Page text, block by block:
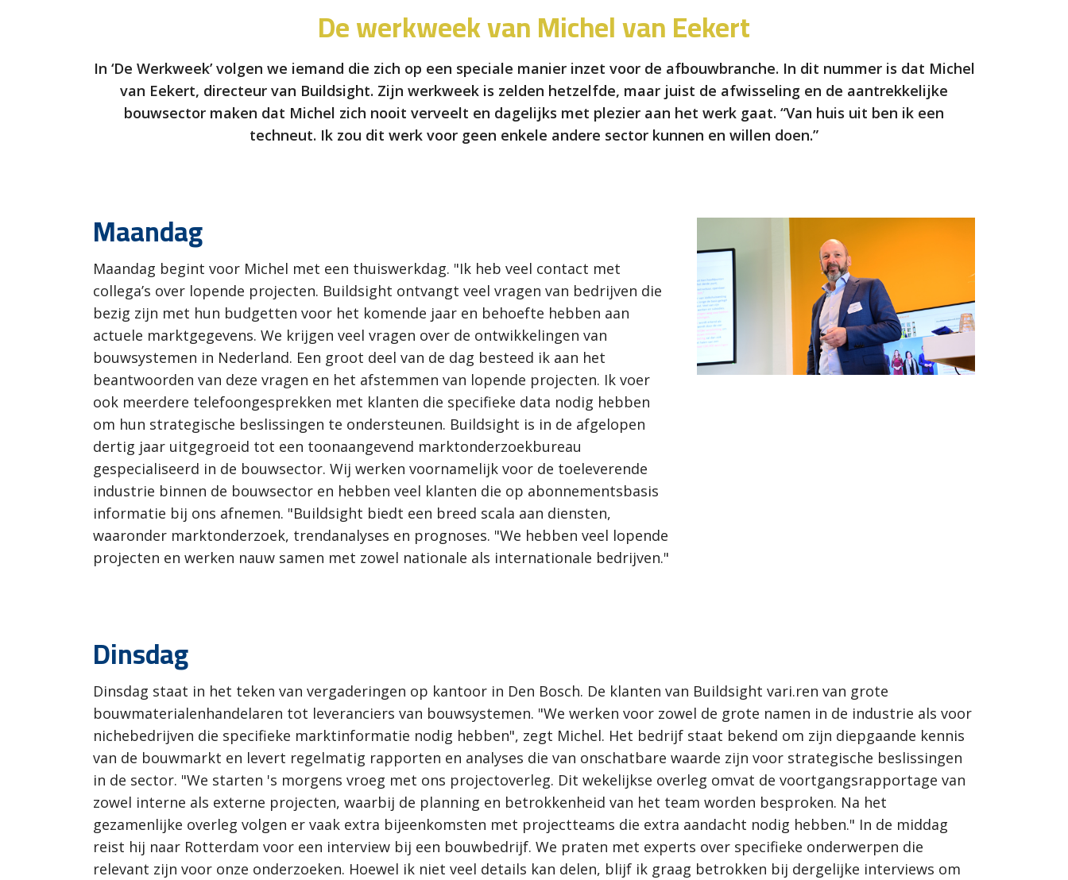
De werkweek van Michel van Eekert
In ‘De Werkweek’ volgen we iemand die zich op een speciale manier inzet voor de afbouwbranche. In dit nummer is dat Michel
van Eekert, directeur van Buildsight. Zijn werkweek is zelden hetzelfde, maar juist de afwisseling en de aantrekkelijke
bouwsector maken dat Michel zich nooit verveelt en dagelijks met plezier aan het werk gaat. “Van huis uit ben ik een
techneut. Ik zou dit werk voor geen enkele andere sector kunnen en willen doen.”
Maandag
Maandag begint voor Michel met een thuiswerkdag. "Ik heb veel contact met
collega’s over lopende projecten. Buildsight ontvangt veel vragen van bedrijven die
bezig zijn met hun budgetten voor het komende jaar en behoefte hebben aan
actuele marktgegevens. We krijgen veel vragen over de ontwikkelingen van
bouwsystemen in Nederland. Een groot deel van de dag besteed ik aan het
beantwoorden van deze vragen en het afstemmen van lopende projecten. Ik voer
ook meerdere telefoongesprekken met klanten die specifieke data nodig hebben
om hun strategische beslissingen te ondersteunen. Buildsight is in de afgelopen
dertig jaar uitgegroeid tot een toonaangevend marktonderzoekbureau
gespecialiseerd in de bouwsector. Wij werken voornamelijk voor de toeleverende
industrie binnen de bouwsector en hebben veel klanten die op abonnementsbasis
informatie bij ons afnemen. "Buildsight biedt een breed scala aan diensten,
waaronder marktonderzoek, trendanalyses en prognoses. "We hebben veel lopende
projecten en werken nauw samen met zowel nationale als internationale bedrijven."
Dinsdag
Dinsdag staat in het teken van vergaderingen op kantoor in Den Bosch. De klanten van Buildsight vari.ren van grote
bouwmaterialenhandelaren tot leveranciers van bouwsystemen. "We werken voor zowel de grote namen in de industrie als voor
nichebedrijven die specifieke marktinformatie nodig hebben", zegt Michel. Het bedrijf staat bekend om zijn diepgaande kennis
van de bouwmarkt en levert regelmatig rapporten en analyses die van onschatbare waarde zijn voor strategische beslissingen
in de sector. "We starten 's morgens vroeg met ons projectoverleg. Dit wekelijkse overleg omvat de voortgangsrapportage van
zowel interne als externe projecten, waarbij de planning en betrokkenheid van het team worden besproken. Na het
gezamenlijke overleg volgen er vaak extra bijeenkomsten met projectteams die extra aandacht nodig hebben." In de middag
reist hij naar Rotterdam voor een interview bij een bouwbedrijf. We praten met experts over specifieke onderwerpen die
relevant zijn voor onze onderzoeken. Hoewel ik niet veel details kan delen, blijf ik graag betrokken bij dergelijke interviews om